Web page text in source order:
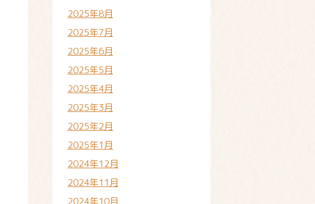
2025年8月
2025年7月
2025年6月
2025年5月
2025年4月
2025年3月
2025年2月
2025年1月
2024年12月
2024年11月